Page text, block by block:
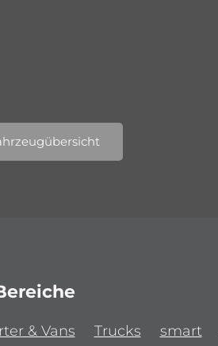
& Vans Trucks smart